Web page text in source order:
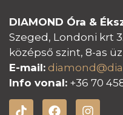
DIAMOND Óra &
Szeged, Londoni krt
középső szint, 8-as
E-mail:
Info vonal: +36 70